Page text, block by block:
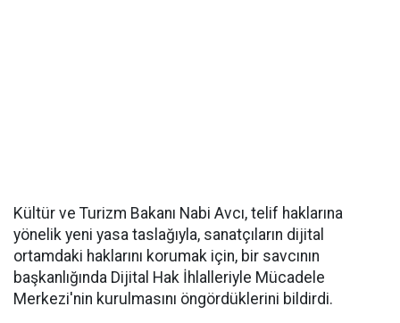
Kültür ve Turizm Bakanı Nabi Avcı, telif haklarına
yönelik yeni yasa taslağıyla, sanatçıların dijital
ortamdaki haklarını korumak için, bir savcının
başkanlığında Dijital Hak İhlalleriyle Mücadele
Merkezi'nin kurulmasını öngördüklerini bildirdi.